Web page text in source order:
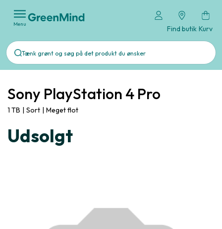
Menu
Find butik Kurv
Sony PlayStation 4 Pro
1 TB | Sort | Meget flot
Udsolgt